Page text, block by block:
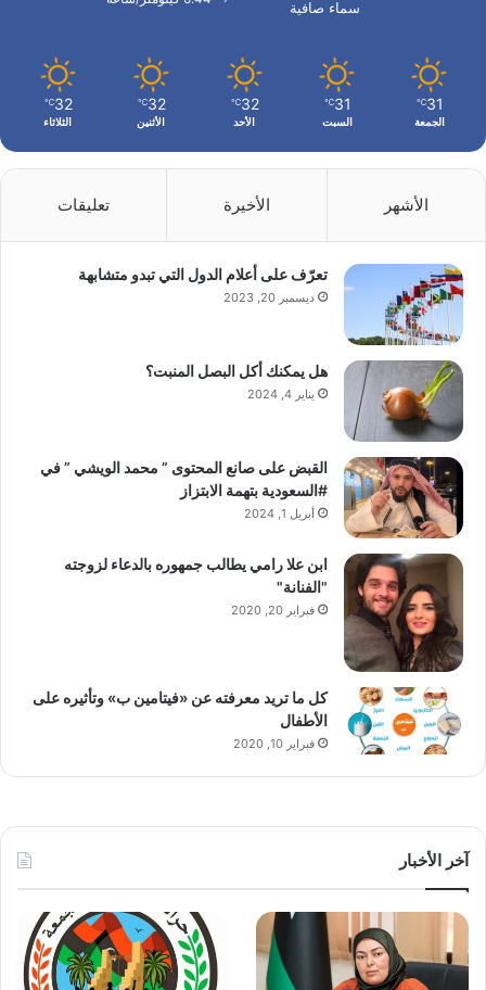
سماء صافية
31
℃
الجمعة
31
℃
السبت
32
℃
الأحد
32
℃
الأثنين
32
℃
الثلاثاء
الأشهر الأخيرة تعليقات
تعرّف على أعلام الدول التي تبدو متشابهة
ديسمبر 20, 2023
هل يمكنك أكل البصل المنبت؟
يناير 4, 2024
القبض على صانع المحتوى ” محمد الويشي ” في
#السعودية بتهمة الابتزاز
أبريل 1, 2024
ابن علا رامي يطالب جمهوره بالدعاء لزوجته
"الفنانة"
فبراير 20, 2020
كل ما تريد معرفته عن «فيتامين ب» وتأثيره على
الأطفال
فبراير 10, 2020
آخر الأخبار